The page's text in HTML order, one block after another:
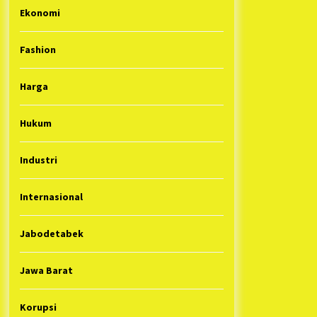
Ekonomi
Fashion
Harga
Hukum
Industri
Internasional
Jabodetabek
Jawa Barat
Korupsi